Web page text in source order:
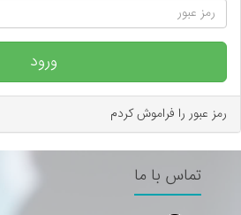
ورود
رمز عبور را فراموش کردم
تماس با ما